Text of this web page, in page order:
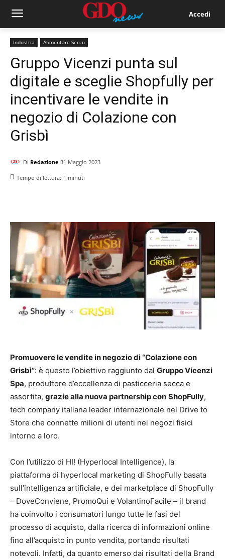
Accedi
Industria Alimentare Secco
Gruppo Vicenzi punta sul
digitale e sceglie Shopfully per
incentivare le vendite in
negozio di Colazione con
Grisbì
Di Redazione 31 Maggio 2023
Tempo di lettura: 1 minuti
Promuovere le vendite in negozio di “Colazione con
Grisbì”: è questo l’obiettivo raggiunto dal Gruppo Vicenzi
Spa, produttore d’eccellenza di pasticceria secca e
assortita, grazie alla nuova partnership con ShopFully,
tech company italiana leader internazionale nel Drive to
Store che connette milioni di utenti nei negozi fisici
intorno a loro.
Con l’utilizzo di HI! (Hyperlocal Intelligence), la
piattaforma di hyperlocal marketing di ShopFully basata
sull’intelligenza artificiale, e dei marketplace di ShopFully
– DoveConviene, PromoQui e VolantinoFacile – il brand
ha coinvolto i consumatori lungo tutte le fasi del
processo di acquisto, dalla ricerca di informazioni online
fino all’acquisto in punto vendita, portando risultati
notevoli. Infatti, da quanto emerso dai risultati della Brand